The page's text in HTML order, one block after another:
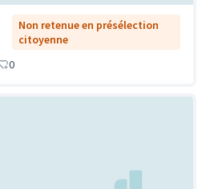
Non retenue en présélection
citoyenne
0